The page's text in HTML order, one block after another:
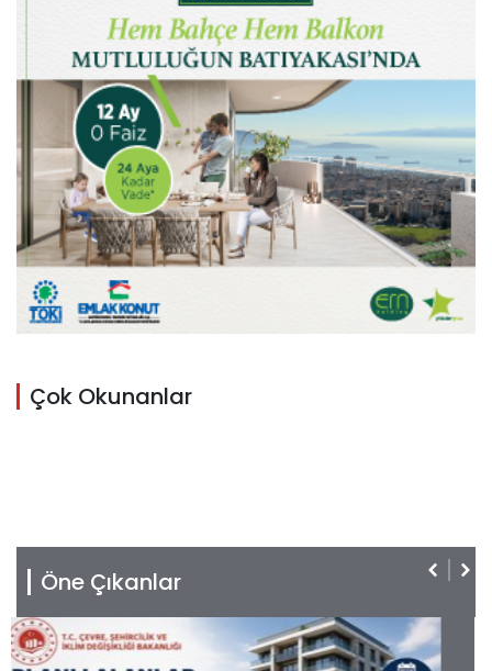
Çok Okunanlar
Öne Çıkanlar